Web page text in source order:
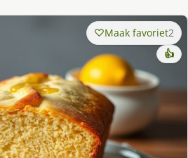
Maak favoriet2
👍